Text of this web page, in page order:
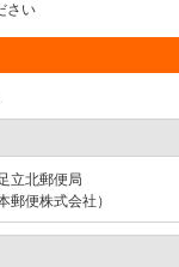
さい
足立北郵便局
郵便株式会社）